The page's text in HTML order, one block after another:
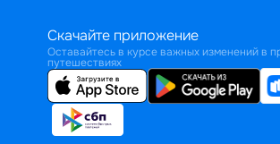
Скачайте приложение
Оставайтесь в курсе важных изменений в
путешествиях